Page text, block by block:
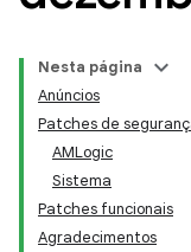
Nesta página
Anúncios
Patches de
AMLogic
Sistema
Patches funcionais
Agradecimentos